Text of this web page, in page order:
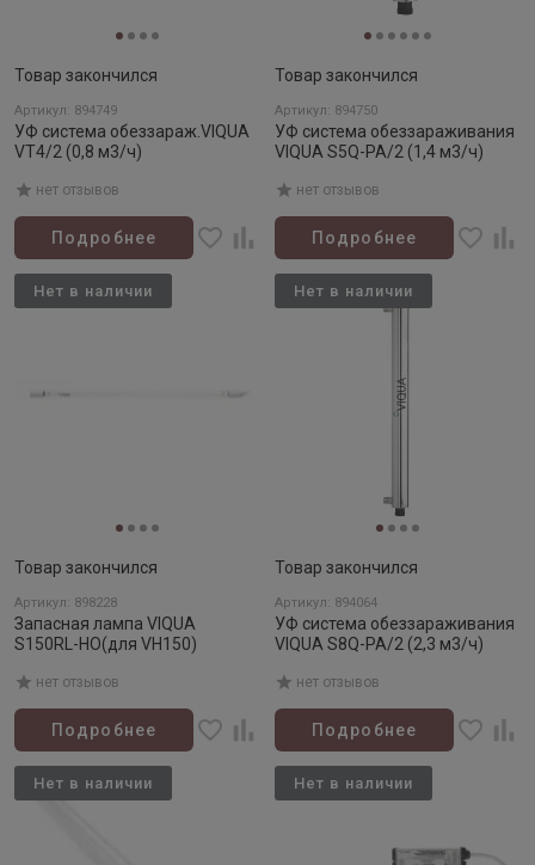
Товар закончился
Артикул: 894749
УФ система обеззараж.VIQUA
VT4/2 (0,8 м3/ч)
нет отзывов
Подробнее
Товар закончился
Артикул: 894750
УФ система обеззараживания
VIQUA S5Q-PA/2 (1,4 м3/ч)
нет отзывов
Подробнее
Товар закончился
Артикул: 898228
Запасная лампа VIQUA
S150RL-HO(для VH150)
нет отзывов
Подробнее
Нет в наличии
Товар закончился
Артикул: 894064
УФ система обеззараживания
VIQUA S8Q-PA/2 (2,3 м3/ч)
нет отзывов
Подробнее
Нет в наличии
Нет в наличии Нет в наличии